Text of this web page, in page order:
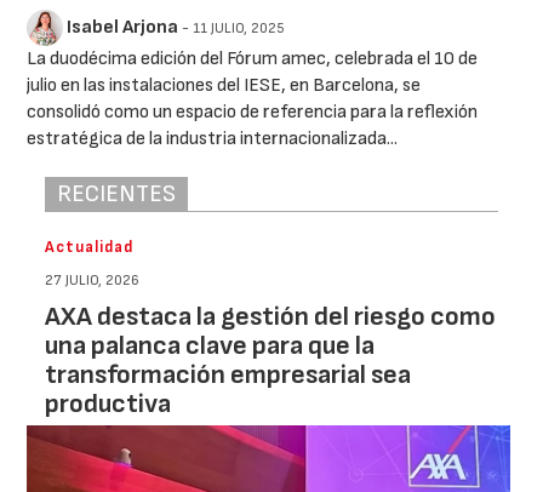
Isabel Arjona - 11 JULIO, 2025
La duodécima edición del Fórum amec, celebrada el 10 de
julio en las instalaciones del IESE, en Barcelona, se
consolidó como un espacio de referencia para la reflexión
estratégica de la industria internacionalizada...
RECIENTES
Actualidad
27 JULIO, 2026
AXA destaca la gestión del riesgo como
una palanca clave para que la
transformación empresarial sea
productiva